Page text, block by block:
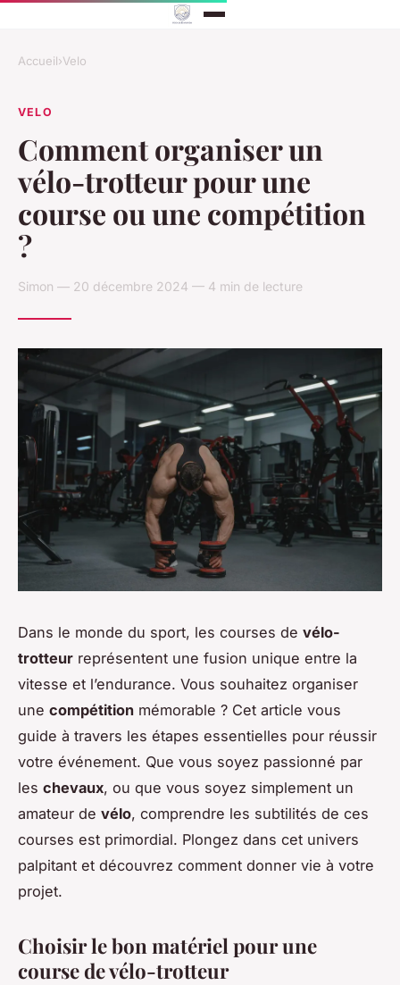
Accueil›Velo
VELO
Comment organiser un
vélo-trotteur pour une
course ou une compétition
?
Simon — 20 décembre 2024 — 4 min de lecture
Dans le monde du sport, les courses de vélo-
trotteur représentent une fusion unique entre la
vitesse et l’endurance. Vous souhaitez organiser
une compétition mémorable ? Cet article vous
guide à travers les étapes essentielles pour réussir
votre événement. Que vous soyez passionné par
les chevaux, ou que vous soyez simplement un
amateur de vélo, comprendre les subtilités de ces
courses est primordial. Plongez dans cet univers
palpitant et découvrez comment donner vie à votre
projet.
Choisir le bon matériel pour une
course de vélo-trotteur